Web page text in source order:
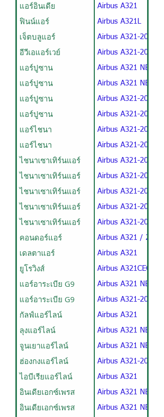
แอร์อินเดีย Airbus A321
ฟินน์แอร์ Airbus A321L
เจ็ตบลูแอร์ Airbus A321-200 /
อีวีเอแอร์เวย์ Airbus A321-200
แอร์ปูซาน Airbus A321 NEO /
แอร์ปูซาน Airbus A321 NEO /
แอร์ปูซาน Airbus A321-200 /
แอร์ปูซาน Airbus A321-200 /
แอร์ไชนา Airbus A321-200 /
แอร์ไชนา Airbus A321-200 /
ไชนาเซาเทิร์นแอร์ Airbus A321-200 /
ไชนาเซาเทิร์นแอร์ Airbus A321-200 /
ไชนาเซาเทิร์นแอร์ Airbus A321-200 /
ไชนาเซาเทิร์นแอร์ Airbus A321-200 /
ไชนาเซาเทิร์นแอร์ Airbus A321-200 /
คอนดอร์แอร์ Airbus A321 / 215Y
เดลตาแอร์ Airbus A321
ยูโรวิงส์ Airbus A321CEO /
แอร์อาระเบีย G9 Airbus A321 NEO LR
แอร์อาระเบีย G9 Airbus A321-200
กัลฟ์แอร์ไลน์ Airbus A321
ลุงแอร์ไลน์ Airbus A321 NEO
จูนเยาแอร์ไลน์ Airbus A321 NEO
ฮ่องกงแอร์ไลน์ Airbus A321-200
ไอบีเรียแอร์ไลน์ Airbus A321
อินเดียเอกซ์เพรส Airbus A321 NEO V1
อินเดียเอกซ์เพรส Airbus A321 NEO V2